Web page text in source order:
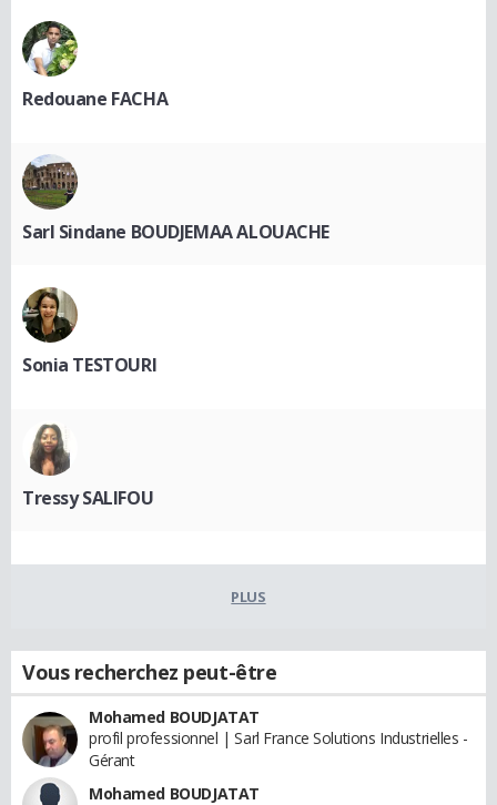
Redouane FACHA
Sarl Sindane BOUDJEMAA ALOUACHE
Sonia TESTOURI
Tressy SALIFOU
PLUS
Vous recherchez peut-être
Mohamed BOUDJATAT
profil professionnel | Sarl France Solutions Industrielles -
Gérant
Mohamed BOUDJATAT